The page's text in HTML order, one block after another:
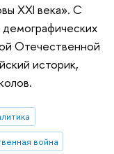
XXI века». С
Отечественной
историк,
война